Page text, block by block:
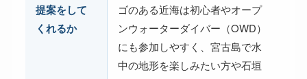
提案をして
くれるか
ゴのある近海は初心者やオープ
ンウォーターダイバー（OWD）
にも参加しやすく、宮古島で水
中の地形を楽しみたい方や石垣